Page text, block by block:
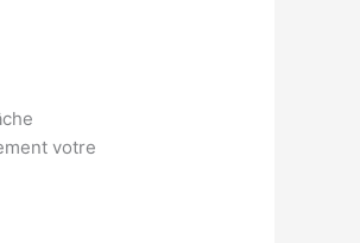
votre